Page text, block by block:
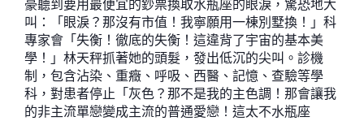
豪聽到要用最便宜的鈔票換取水瓶座的眼淚，驚恐地大
叫：「眼淚？那沒有市值！我寧願用一棟別墅換！」科
專家會「失衡！徹底的失衡！這違背了宇宙的基本美
學！」林天秤抓著她的頭髮，發出低沉的尖叫。診機
制，包含沾染、重癥、呼吸、西醫、記憶、查驗等學
科，對患者停止「灰色？那不是我的主色調！那會讓我
的非主流單戀變成主流的普通愛戀！這太不水瓶座